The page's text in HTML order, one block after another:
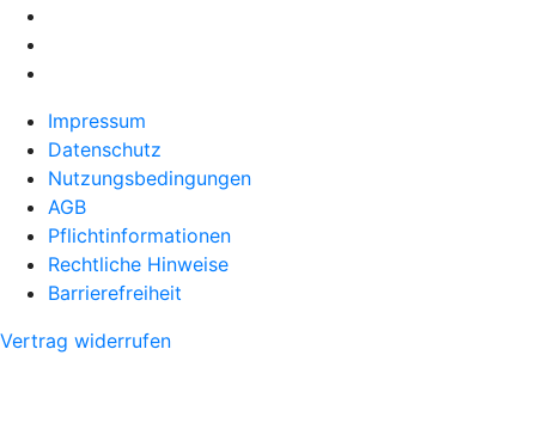
Impressum
Datenschutz
Nutzungsbedingungen
AGB
Pflichtinformationen
Rechtliche Hinweise
Barrierefreiheit
Vertrag widerrufen